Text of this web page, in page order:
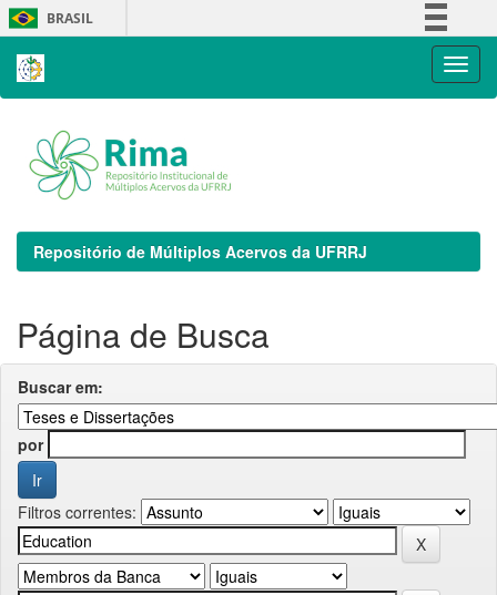
Skip
navigation
BRASIL
Repositório de Múltiplos Acervos da UFRRJ
Página de Busca
Buscar em:
por
Filtros correntes: